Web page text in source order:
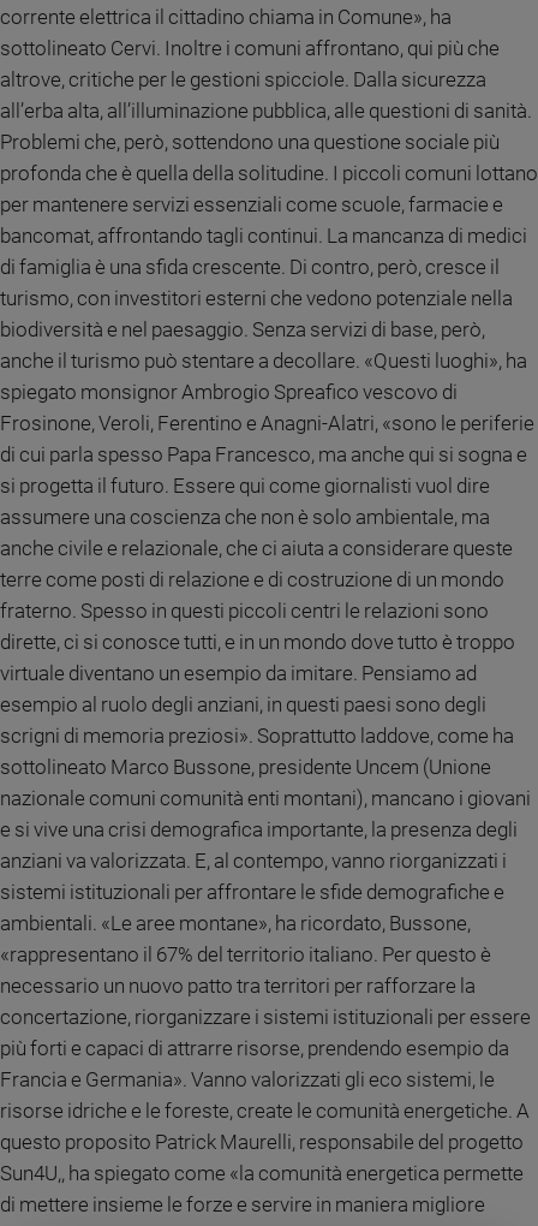
e
figli
Nonni
Coppia
Scuola
e
Adolescenza
Bioetica
Vai
Riflessioni
Foto
Video
Podcast
Privacy
Policy
Chi
Pubblicità
Registrati
Redazione
corrente elettrica il cittadino chiama in Comune», ha
sottolineato Cervi. Inoltre i comuni affrontano, qui più che
altrove, critiche per le gestioni spicciole. Dalla sicurezza
all’erba alta, all’illuminazione pubblica, alle questioni di sanità.
Problemi che, però, sottendono una questione sociale più
profonda che è quella della solitudine. I piccoli comuni lottano
per mantenere servizi essenziali come scuole, farmacie e
bancomat, affrontando tagli continui. La mancanza di medici
di famiglia è una sfida crescente. Di contro, però, cresce il
turismo, con investitori esterni che vedono potenziale nella
biodiversità e nel paesaggio. Senza servizi di base, però,
anche il turismo può stentare a decollare. «Questi luoghi», ha
spiegato monsignor Ambrogio Spreafico vescovo di
Frosinone, Veroli, Ferentino e Anagni-Alatri, «sono le periferie
di cui parla spesso Papa Francesco, ma anche qui si sogna e
si progetta il futuro. Essere qui come giornalisti vuol dire
assumere una coscienza che non è solo ambientale, ma
anche civile e relazionale, che ci aiuta a considerare queste
terre come posti di relazione e di costruzione di un mondo
fraterno. Spesso in questi piccoli centri le relazioni sono
dirette, ci si conosce tutti, e in un mondo dove tutto è troppo
virtuale diventano un esempio da imitare. Pensiamo ad
esempio al ruolo degli anziani, in questi paesi sono degli
scrigni di memoria preziosi». Soprattutto laddove, come ha
sottolineato Marco Bussone, presidente Uncem (Unione
nazionale comuni comunità enti montani), mancano i giovani
e si vive una crisi demografica importante, la presenza degli
anziani va valorizzata. E, al contempo, vanno riorganizzati i
sistemi istituzionali per affrontare le sfide demografiche e
ambientali. «Le aree montane», ha ricordato, Bussone,
«rappresentano il 67% del territorio italiano. Per questo è
necessario un nuovo patto tra territori per rafforzare la
concertazione, riorganizzare i sistemi istituzionali per essere
più forti e capaci di attrarre risorse, prendendo esempio da
Francia e Germania». Vanno valorizzati gli eco sistemi, le
risorse idriche e le foreste, create le comunità energetiche. A
questo proposito Patrick Maurelli, responsabile del progetto
Sun4U,, ha spiegato come «la comunità energetica permette
di mettere insieme le forze e servire in maniera migliore